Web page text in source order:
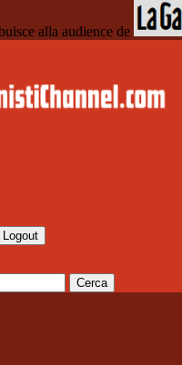
alla audience de
Logout
Cerca